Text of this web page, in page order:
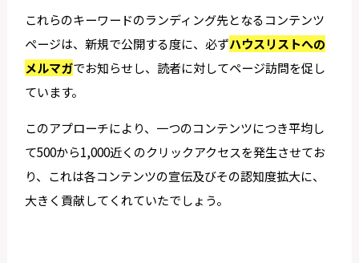
これらのキーワードのランディング先となるコンテンツ
ページは、新規で公開する度に、必ずハウスリストへの
メルマガでお知らせし、読者に対してページ訪問を促し
ています。
このアプローチにより、一つのコンテンツにつき平均し
て500から1,000近くのクリックアクセスを発生させてお
り、これは各コンテンツの宣伝及びその認知度拡大に、
大きく貢献してくれていたでしょう。